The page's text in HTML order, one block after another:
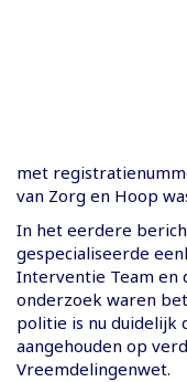
met
van Zorg en Hoop
In het eerdere
gespecialiseerde
Interventie Team en
onderzoek waren
politie is nu duidelijk
aangehouden op
Vreemdelingenwet.